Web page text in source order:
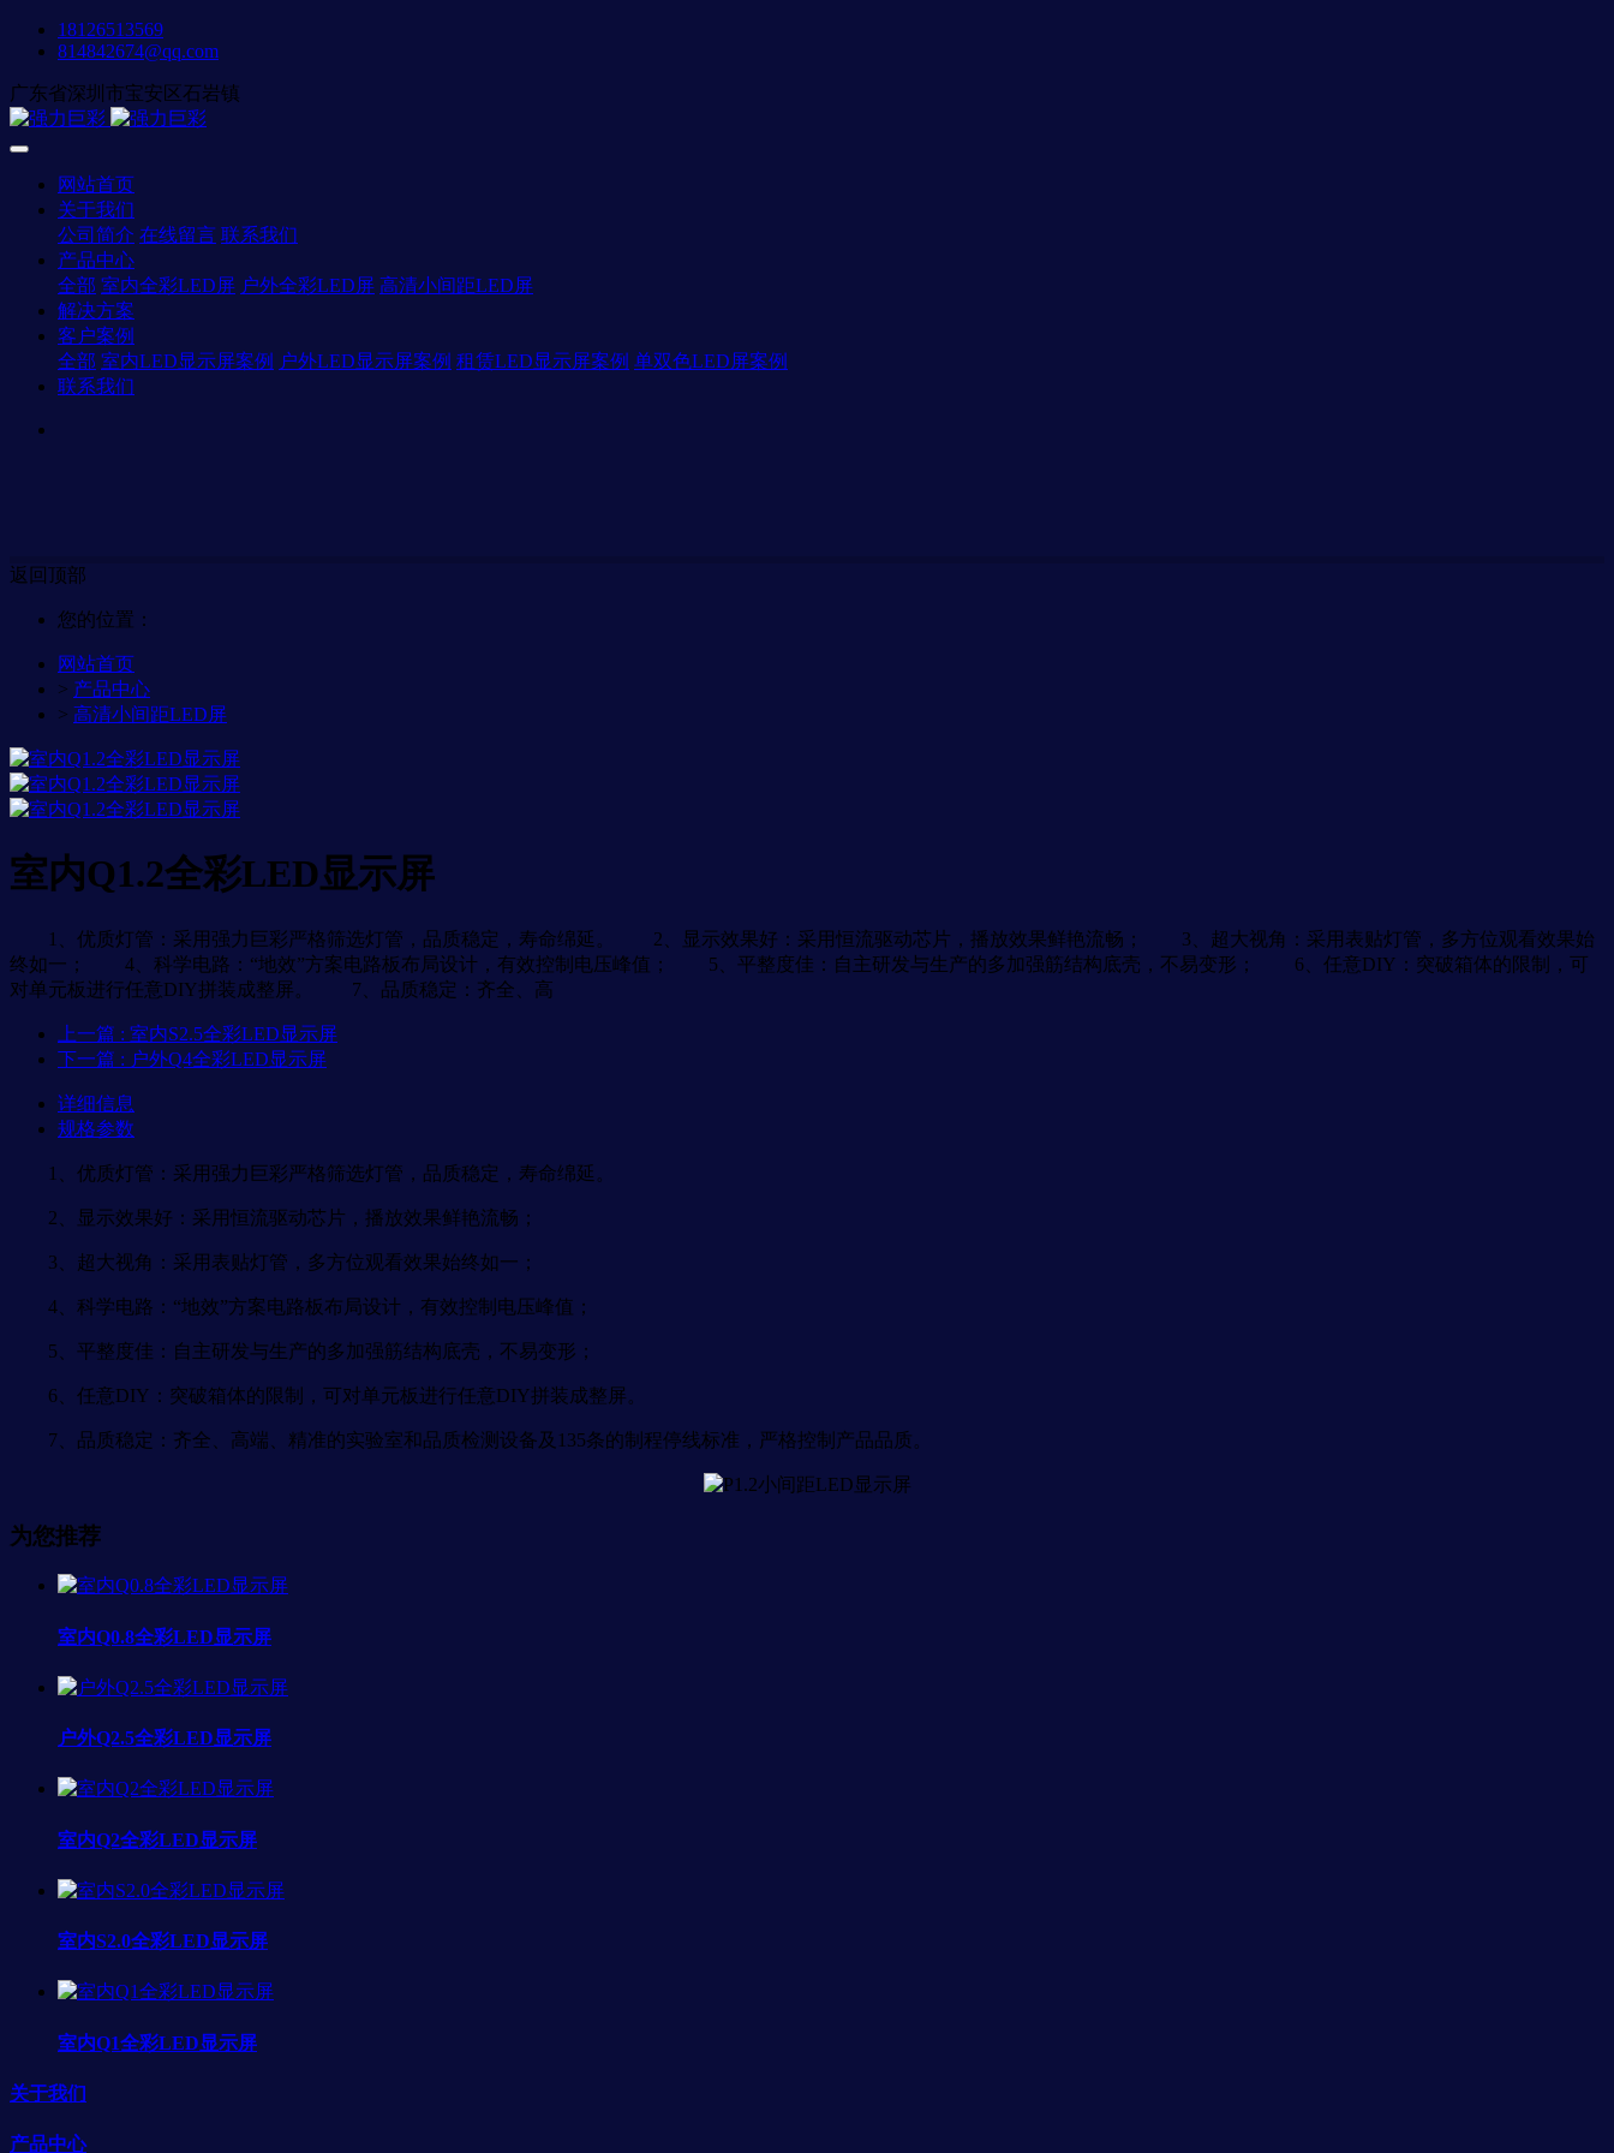
18126513569
814842674@qq.com
广东省深圳市宝安区石岩镇
网站首页
关于我们
公司简介 在线留言 联系我们
产品中心
全部 室内全彩LED屏 户外全彩LED屏 高清小间距LED屏
解决方案
客户案例
全部 室内LED显示屏案例 户外LED显示屏案例 租赁LED显示屏案例 单双色LED屏案例
联系我们
返回顶部
您的位置：
网站首页
> 产品中心
> 高清小间距LED屏
室内Q1.2全彩LED显示屏
1、优质灯管：采用强力巨彩严格筛选灯管，品质稳定，寿命绵延。 2、显示效果好：采用恒流驱动芯片，播放效果鲜艳流畅； 3、超大视角：采用表贴灯管，多方位观看效果始
终如一； 4、科学电路：“地效”方案电路板布局设计，有效控制电压峰值； 5、平整度佳：自主研发与生产的多加强筋结构底壳，不易变形； 6、任意DIY：突破箱体的限制，可
对单元板进行任意DIY拼装成整屏。 7、品质稳定：齐全、高
上一篇 : 室内S2.5全彩LED显示屏
下一篇 : 户外Q4全彩LED显示屏
详细信息
规格参数
1、优质灯管：采用强力巨彩严格筛选灯管，品质稳定，寿命绵延。
2、显示效果好：采用恒流驱动芯片，播放效果鲜艳流畅；
3、超大视角：采用表贴灯管，多方位观看效果始终如一；
4、科学电路：“地效”方案电路板布局设计，有效控制电压峰值；
5、平整度佳：自主研发与生产的多加强筋结构底壳，不易变形；
6、任意DIY：突破箱体的限制，可对单元板进行任意DIY拼装成整屏。
7、品质稳定：齐全、高端、精准的实验室和品质检测设备及135条的制程停线标准，严格控制产品品质。
为您推荐
室内Q0.8全彩LED显示屏
户外Q2.5全彩LED显示屏
室内Q2全彩LED显示屏
室内S2.0全彩LED显示屏
室内Q1全彩LED显示屏
关于我们
产品中心